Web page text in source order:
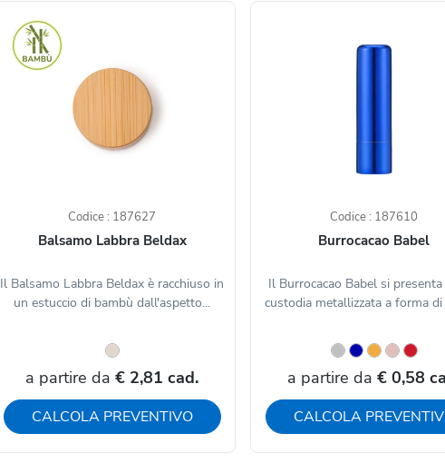
Codice : 187627
Balsamo Labbra Beldax
Il Balsamo Labbra Beldax è racchiuso in
un estuccio di bambù dall'aspetto...
a partire da € 2,81 cad.
CALCOLA PREVENTIVO
Codice : 187610
Burrocacao Babel
Il Burrocacao Babel si
custodia metallizzata a forma di
a partire da € 0,58
CALCOLA